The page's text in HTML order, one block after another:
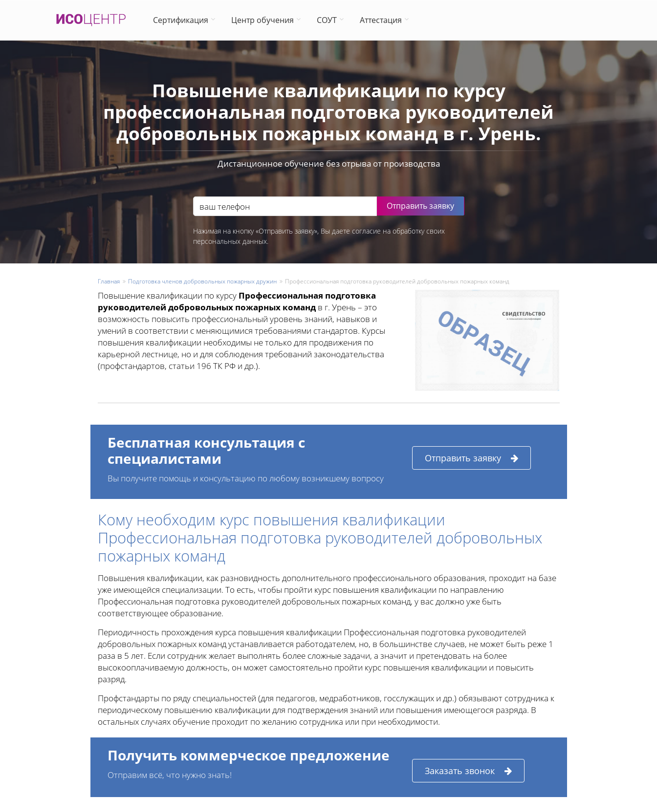
Сертификация Центр обучения СОУТ Аттестация
Повышение квалификации по курсу
профессиональная подготовка руководителей
добровольных пожарных команд в г. Урень.
Дистанционное обучение без отрыва от производства
Отправить заявку
Нажимая на кнопку «Отправить заявку», Вы даете согласие на обработку своих
персональных данных.
Главная Подготовка членов добровольных пожарных дружин Профессиональная подготовка руководителей добровольных пожарных команд
Повышение квалификации по курсу Профессиональная подготовка
руководителей добровольных пожарных командв г. Урень – это
возможность повысить профессиональный уровень знаний, навыков и
умений в соответствии с меняющимися требованиями стандартов. Курсы
повышения квалификации необходимы не только для продвижения по
карьерной лестнице, но и для соблюдения требований законодательства
(профстандартов, статьи 196 ТК РФ и др.).
Бесплатная консультация с
специалистами
Вы получите помощь и консультацию по любому возникшему вопросу
Отправить заявку
Кому необходим курс повышения квалификации
Профессиональная подготовка руководителей добровольных
пожарных команд
Повышения квалификации, как разновидность дополнительного профессионального образования, проходит на базе
уже имеющейся специализации. То есть, чтобы пройти курс повышения квалификации по направлению
Профессиональная подготовка руководителей добровольных пожарных команд, у вас должно уже быть
соответствующее образование.
Периодичность прохождения курса повышения квалификации Профессиональная подготовка руководителей
добровольных пожарных команд устанавливается работодателем, но, в большинстве случаев, не может быть реже 1
раза в 5 лет. Если сотрудник желает выполнять более сложные задачи, а значит и претендовать на более
высокооплачиваемую должность, он может самостоятельно пройти курс повышения квалификации и повысить
разряд.
Профстандарты по ряду специальностей (для педагогов, медработников, госслужащих и др.) обязывают сотрудника к
периодическому повышению квалификации для подтверждения знаний или повышения имеющегося разряда. В
остальных случаях обучение проходит по желанию сотрудника или при необходимости.
Получить коммерческое предложение
Отправим всё, что нужно знать! Заказать звонок